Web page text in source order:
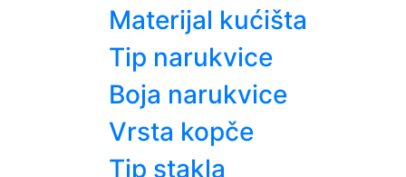
Materijal kućišta
Tip narukvice
Boja narukvice
Vrsta kopče
Tip stakla